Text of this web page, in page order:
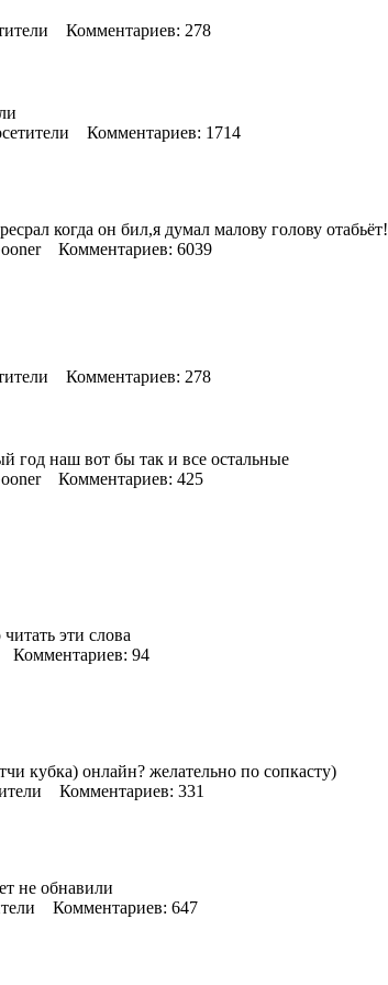
Комментариев: 278
Комментариев: 1714
когда он бил,я думал малову голову отабьёт!
Комментариев: 6039
Комментариев: 278
год наш вот бы так и все остальные
Комментариев: 425
эти слова
94
кубка) онлайн? желательно по сопкасту)
Комментариев: 331
не обнавили
Комментариев: 647